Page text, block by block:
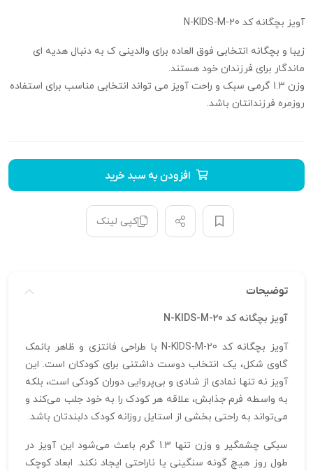
آویز بچگانه کد N-KIDS-M-20
زیبا و بچگانه انتخابی فوق العاده برای والدینی ک به دنبال هدیه ای
ماندگار برای فرزندان خود هستند.
وزن 1.3 گرمی سبک و راحت آویز می تواند انتخابی مناسب برای استفاده
روزمره فرزندانتان باشد.
افزودن به سبد خرید
کپی لینک
توضیحات
آویز بچگانه کد N-KIDS-M-20
آویز بچگانه کد N-KIDS-M-20 با طراحی فانتزی و ظاهر بانمک
گاوی شکل، یک انتخاب دوست‌ داشتنی برای کودکان است. این
آویز نه تنها نمادی از شادی و بی‌پروایی دوران کودکی است، بلکه
به واسطه فرم جذابش، علاقه هر کودک را به خود جلب می‌کند و
می‌تواند به راحتی بخشی از استایل روزانه کودک دلبندتان باشد.
سبکی چشمگیر و وزن تنها 1.3 گرم باعث می‌شود این آویز در
طول روز هیچ‌ گونه سنگینی یا ناراحتی ایجاد نکند. ابعاد کوچک